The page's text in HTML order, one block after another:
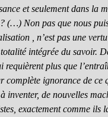
et seulement dans la
(…) Non pas que nous
, n’est pas une
intégrée du savoir.
plus que
ignorance de ce
inventer, de nouvelles
exactement comme ils